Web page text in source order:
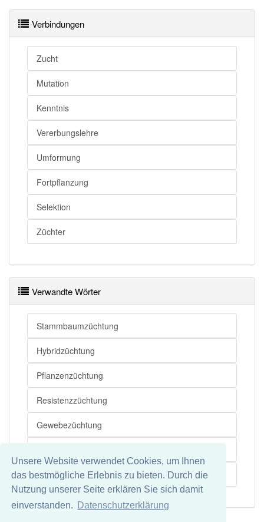
Unsere Website verwendet Cookies, um Ihnen
das bestmögliche Erlebnis zu bieten. Durch die
Nutzung unserer Seite erklären Sie sich damit
einverstanden.
Datenschutzerklärung
Verbindungen
Zucht
Mutation
Kenntnis
Vererbungslehre
Umformung
Fortpflanzung
Selektion
Züchter
Verwandte Wörter
Stammbaumzüchtung
Hybridzüchtung
Pflanzenzüchtung
Resistenzzüchtung
Gewebezüchtung
Kristallzüchtung